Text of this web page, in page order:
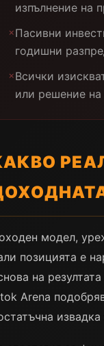
изпълнение на
✗Пасивни
годишни
✗Всички
или решение
модел,
позицията е
на
Arena